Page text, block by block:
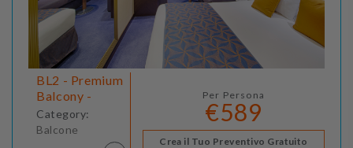
BL2 - Premium
Balcony -
Category:
Balcone
Per Persona
€589
Crea il Tuo Preventivo Gratuito